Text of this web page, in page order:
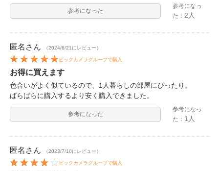
参考になった
参考になっ
た：2人
匿名 さん （2024/6/21にレビュー）
ビックカメラグループで購入
お得に買えます
色合いがよく似ているので、1人暮らしの部屋にぴったり。
ばらばらに購入するより安く購入できました。
参考になった
参考になっ
た： 1人
匿名 さん （2023/7/10にレビュー）
ビックカメラグループで購入